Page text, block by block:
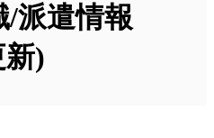
/派遣情報
新)